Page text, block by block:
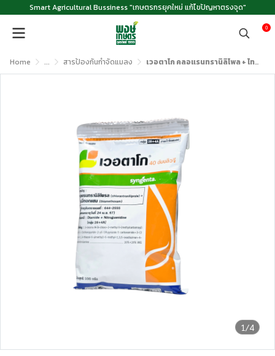
Smart Agricultural Bussiness "เกษตรกรยุคใหม่ แก้ไขปัญหาตรงจุด"
0
Home ... สารป้องกันกำจัดแมลง เวอตาโก คลอแรนทรานิลิโพล + ไทอะมีท๊อกแซม ขนาด 100 กรัม
1/4